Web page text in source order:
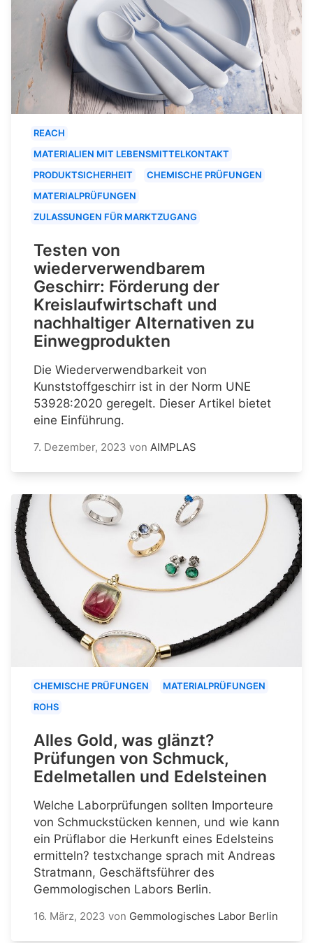
REACH
MATERIALIEN MIT LEBENSMITTELKONTAKT
PRODUKTSICHERHEIT
CHEMISCHE PRÜFUNGEN
MATERIALPRÜFUNGEN
ZULASSUNGEN FÜR MARKTZUGANG
Testen von
wiederverwendbarem
Geschirr: Förderung der
Kreislaufwirtschaft und
nachhaltiger Alternativen zu
Einwegprodukten
Die Wiederverwendbarkeit von
Kunststoffgeschirr ist in der Norm UNE
53928:2020 geregelt. Dieser Artikel bietet
eine Einführung.
7. Dezember, 2023 von AIMPLAS
CHEMISCHE PRÜFUNGEN
MATERIALPRÜFUNGEN
ROHS
Alles Gold, was glänzt?
Prüfungen von Schmuck,
Edelmetallen und Edelsteinen
Welche Laborprüfungen sollten Importeure
von Schmuckstücken kennen, und wie kann
ein Prüflabor die Herkunft eines Edelsteins
ermitteln? testxchange sprach mit Andreas
Stratmann, Geschäftsführer des
Gemmologischen Labors Berlin.
16. März, 2023 von Gemmologisches Labor Berlin